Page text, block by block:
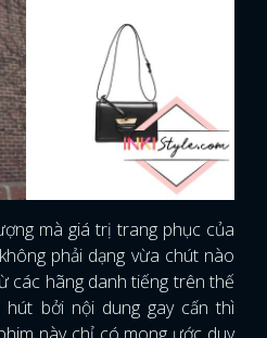
mà giá trị trang phục của
phải dạng vừa chút nào
các hãng danh tiếng trên thế
hút bởi nội dung gay cấn thì